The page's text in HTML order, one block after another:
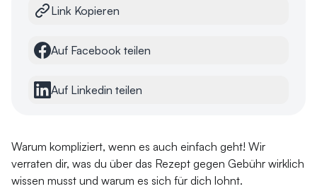
Link Kopieren
Auf Facebook teilen
Auf Linkedin teilen
Warum kompliziert, wenn es auch einfach geht! Wir
verraten dir, was du über das Rezept gegen Gebühr wirklich
wissen musst und warum es sich für dich lohnt.